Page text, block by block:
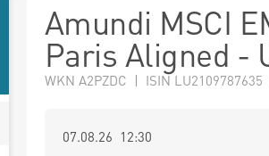
Amundi MSCI
Paris Aligned -
WKN A2PZDC | ISIN
07.08.26 12:30